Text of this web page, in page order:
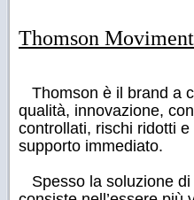
Thomson
Thomson è il brand a
qualità, innovazione,
controllati, rischi ridotti
supporto immediato.
Spesso la soluzione